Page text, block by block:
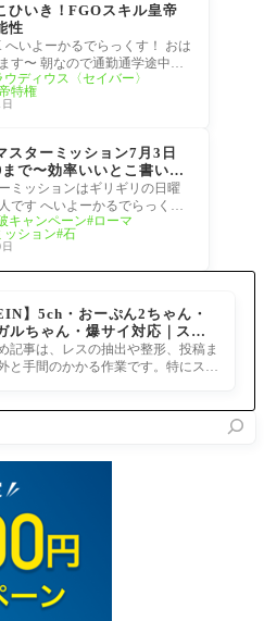
ひいき！FGOスキル皇帝
性
へいよーかるでらっくす！ おは
す〜 朝なので通勤通学途中に
尚、皇帝って言葉作った張本
ディウス〈セイバー〉
特権
スターミッション7月3日
で〜効率いいとこ書いと
今週のマスターミッショ
まで忘れないよーに
ミッションはギリギリの日曜
です へいよーかるでらっく
余裕あるとはいえ忘れないよ
キャンペーン
ローマ
ッション 石
】5ch・おーぷん2ちゃん・
ルちゃん・爆サイ対応｜スマ
事を作れるアプリ FGOのまと
るまで
記事は、レスの抽出や整形、投稿ま
と手間のかかる作業です。特にスマ